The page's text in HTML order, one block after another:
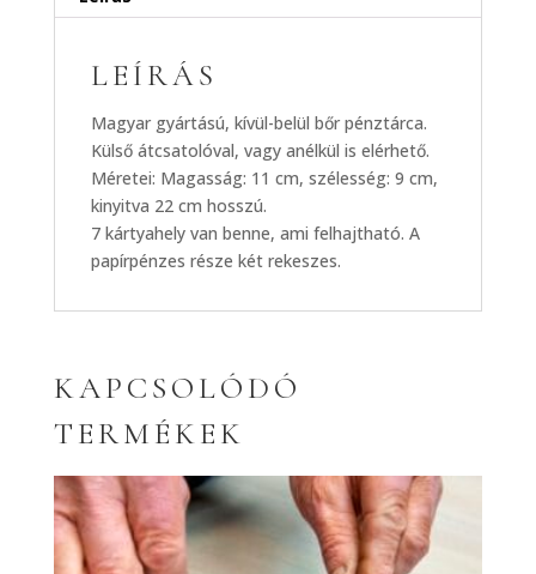
LEÍRÁS
Magyar gyártású, kívül-belül bőr pénztárca.
Külső átcsatolóval, vagy anélkül is elérhető.
Méretei: Magasság: 11 cm, szélesség: 9 cm,
kinyitva 22 cm hosszú.
7 kártyahely van benne, ami felhajtható. A
papírpénzes része két rekeszes.
KAPCSOLÓDÓ
TERMÉKEK